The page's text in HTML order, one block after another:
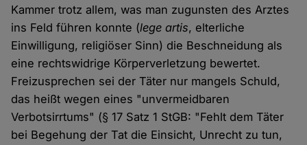
Kammer trotz allem, was man zugunsten des Arztes
ins Feld führen konnte (lege artis, elterliche
Einwilligung, religiöser Sinn) die Beschneidung als
eine rechtswidrige Körperverletzung bewertet.
Freizusprechen sei der Täter nur mangels Schuld,
das heißt wegen eines "unvermeidbaren
Verbotsirrtums" (§ 17 Satz 1 StGB: "Fehlt dem Täter
bei Begehung der Tat die Einsicht, Unrecht zu tun,